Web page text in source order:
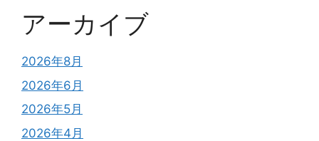
アーカイブ
2026年8月
2026年6月
2026年5月
2026年4月